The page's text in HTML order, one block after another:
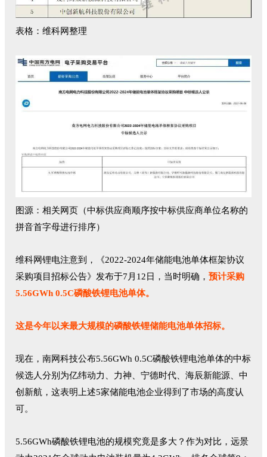
表格：维科网整理
图源：相关网页（中标供应商顺序按中标供应商单位名称的
拼音首字母进行排序）
维科网锂电注意到，《2022-2024年储能电池单体框架协议
采购项目招标公告》发布于7月12日，当时明确， 预计采购
5.56GWh 0.5C磷酸铁锂电池单体。
这是今年以来最大规模的磷酸铁锂储能电池单体招标。
现在，南网科技公布5.56GWh 0.5C磷酸铁锂电池单体的中标
候选人分别为亿纬动力、力神、宁德时代、海辰新能源、中
创新航，这表明上述5家储能电池企业得到了市场的高度认
可。
5.56GWh磷酸铁锂电池的规模究竟是多大？作为对比，远景